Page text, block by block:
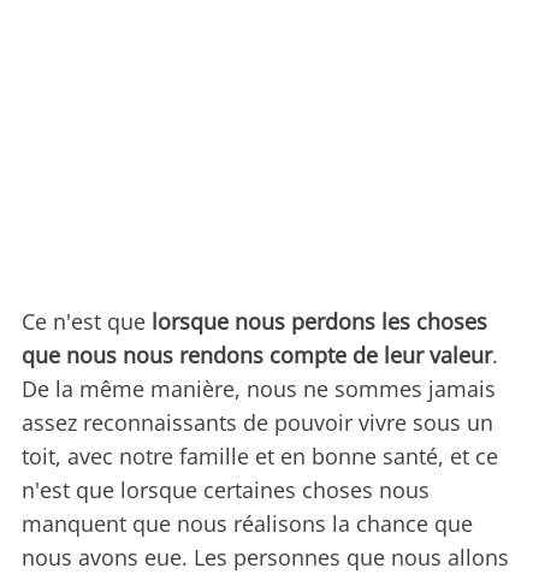
Ce n'est que lorsque nous perdons les choses
que nous nous rendons compte de leur valeur.
De la même manière, nous ne sommes jamais
assez reconnaissants de pouvoir vivre sous un
toit, avec notre famille et en bonne santé, et ce
n'est que lorsque certaines choses nous
manquent que nous réalisons la chance que
nous avons eue. Les personnes que nous allons